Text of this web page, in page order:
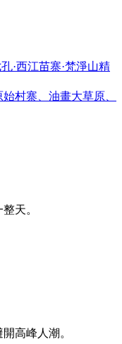
·西江苗寨·梵淨山精
村寨、油畫大草原、
天。
高峰人潮。